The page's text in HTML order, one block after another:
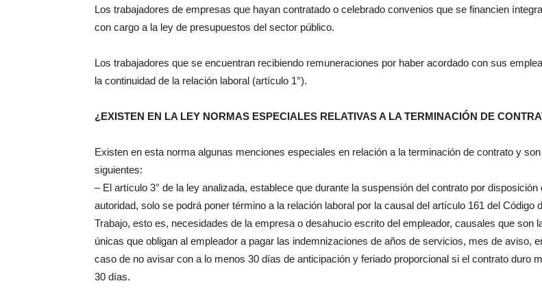
Los trabajadores de empresas que hayan contratado o celebrado convenios que se financien
con cargo a la ley de presupuestos del sector público.
Los trabajadores que se encuentran recibiendo remuneraciones por haber acordado con sus
la continuidad de la relación laboral (artículo 1°).
¿EXISTEN EN LA LEY NORMAS ESPECIALES RELATIVAS A LA TERMINACIÓN DE
Existen en esta norma algunas menciones especiales en relación a la terminación de contrato y
siguientes:
– El artículo 3° de la ley analizada, establece que durante la suspensión del contrato por disposición
autoridad, solo se podrá poner término a la relación laboral por la causal del artículo 161 del Código
Trabajo, esto es, necesidades de la empresa o desahucio escrito del empleador, causales que son
únicas que obligan al empleador a pagar las indemnizaciones de años de servicios, mes de aviso,
caso de no avisar con a lo menos 30 días de anticipación y feriado proporcional si el contrato duro
30 días.